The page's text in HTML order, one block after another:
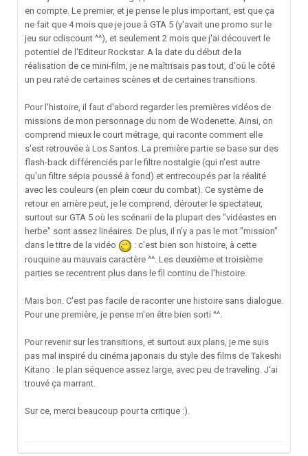
en compte. Le premier, et je pense le plus important, est que ça
ne fait que 4 mois que je joue à GTA 5 (y'avait une promo sur le
jeu sur cdiscount ^^), et seulement 2 mois que j'ai découvert le
potentiel de l'Editeur Rockstar. A la date du début de la
réalisation de ce mini-film, je ne maîtrisais pas tout, d'où le côté
un peu raté de certaines scènes et de certaines transitions.
Pour l'histoire, il faut d'abord regarder les premières vidéos de
missions de mon personnage du nom de Wodenette. Ainsi, on
comprend mieux le court métrage, qui raconte comment elle
s'est retrouvée à Los Santos. La première partie se base sur des
flash-back différenciés par le filtre nostalgie (qui n'est autre
qu'un filtre sépia poussé à fond) et entrecoupés par la réalité
avec les couleurs (en plein cœur du combat). Ce système de
retour en arrière peut, je le comprend, dérouter le spectateur,
surtout sur GTA 5 où les scénarii de la plupart des "vidéastes en
herbe" sont assez linéaires. De plus, il n'y a pas le mot "mission"
dans le titre de la vidéo
: c'est bien son histoire, à cette
rouquine au mauvais caractère ^^. Les deuxième et troisième
parties se recentrent plus dans le fil continu de l'histoire.
Mais bon. C'est pas facile de raconter une histoire sans dialogue.
Pour une première, je pense m'en être bien sorti ^^.
Pour revenir sur les transitions, et surtout aux plans, je me suis
pas mal inspiré du cinéma japonais du style des films de Takeshi
Kitano : le plan séquence assez large, avec peu de traveling. J'ai
trouvé ça marrant.
Sur ce, merci beaucoup pour ta critique :).